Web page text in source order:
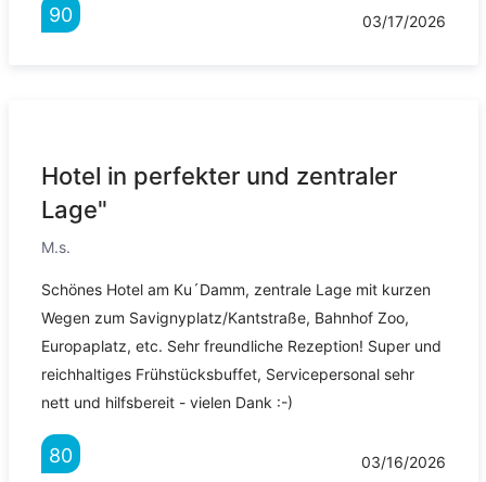
90 03/17/2026
Hotel in perfekter und zentraler
Lage"
M.s.
Schönes Hotel am Ku´Damm, zentrale Lage mit kurzen
Wegen zum Savignyplatz/Kantstraße, Bahnhof Zoo,
Europaplatz, etc. Sehr freundliche Rezeption! Super und
reichhaltiges Frühstücksbuffet, Servicepersonal sehr
nett und hilfsbereit - vielen Dank :-)
80 03/16/2026